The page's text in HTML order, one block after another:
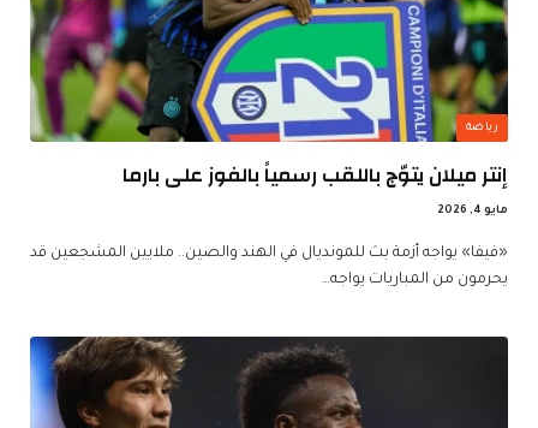
رياضة
إنتر ميلان يتوّج باللقب رسمياً بالفوز على بارما
مايو 4, 2026
«فيفا» يواجه أزمة بث للمونديال في الهند والصين.. ملايين المشجعين قد
يحرمون من المباريات يواجه…